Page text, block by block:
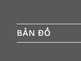
BẢN ĐỒ